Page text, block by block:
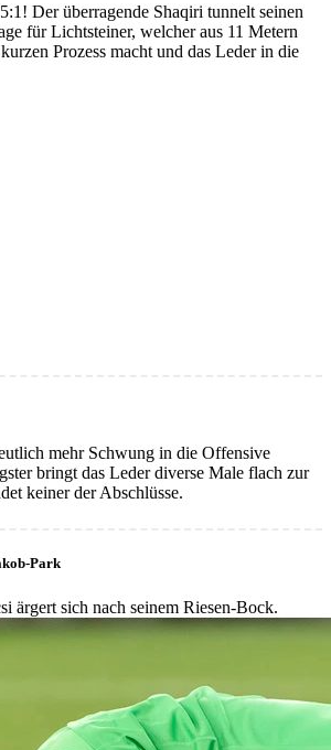
Der überragende Shaqiri tunnelt seinen
für Lichtsteiner, welcher aus 11 Metern
Prozess macht und das Leder in die
mehr Schwung in die Offensive
bringt das Leder diverse Male flach zur
keiner der Abschlüsse.
Park
ärgert sich nach seinem Riesen-Bock.